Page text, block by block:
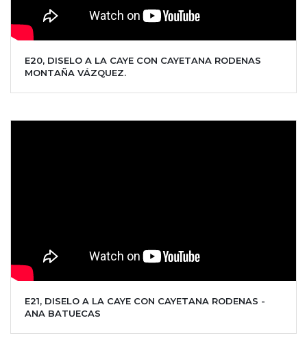
E20, DISELO A LA CAYE CON CAYETANA RODENAS
MONTAÑA VÁZQUEZ.
E21, DISELO A LA CAYE CON CAYETANA RODENAS -
ANA BATUECAS